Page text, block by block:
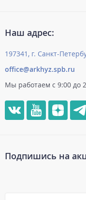
Наш адрес:
197341, г. Санкт-
office@arkhyz.spb.ru
Мы работаем с 9:00 до
Подпишись на